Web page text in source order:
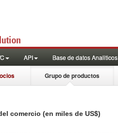
API Base de datos Analiticos
Grupo de productos
comercio (en miles de US$)